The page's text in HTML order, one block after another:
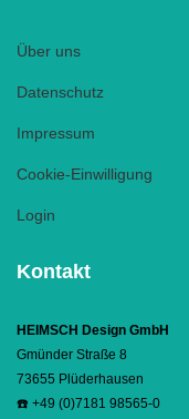
Über uns
Datenschutz
Impressum
Cookie-Einwilligung
Login
Kontakt
HEIMSCH Design GmbH
Gmünder Straße 8
73655 Plüderhausen
☎️ +49 (0)7181 98565-0